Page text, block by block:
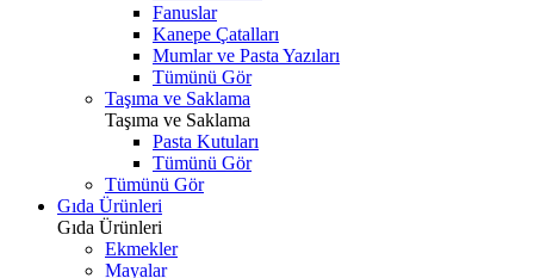
Fanuslar
Kanepe Çatalları
Mumlar ve Pasta Yazıları
Tümünü Gör
Taşıma ve Saklama
Taşıma ve Saklama
Pasta Kutuları
Tümünü Gör
Tümünü Gör
Gıda Ürünleri
Gıda Ürünleri
Ekmekler
Mayalar